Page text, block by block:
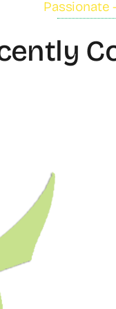
Passionate